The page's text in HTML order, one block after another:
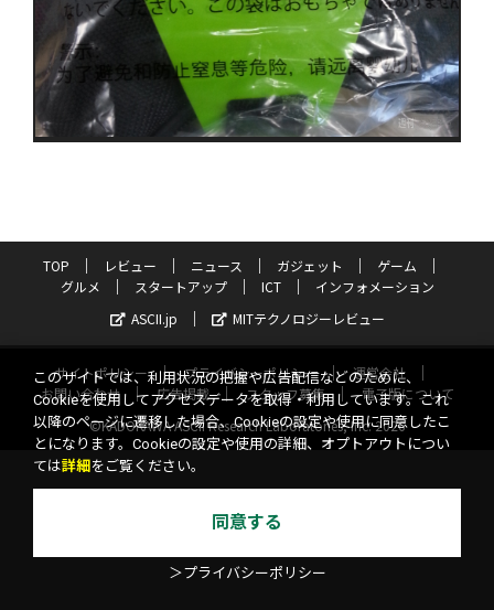
TOP レビュー ニュース ガジェット
ゲーム
グルメ
スタートアップ ICT
インフォメーション
ASCII.jp
MITテクノロジーレビュー
サイトポリシー プライバシーポリシー
運営会社
お問い合わせ
広告掲載 スタッフ募集
電子版について
©KADOKAWA ASCII Research Laboratories, Inc. 2026
このサイトでは、利用状況の把握や広告配信などのために、
Cookieを使用してアクセスデータを取得・利用しています。これ
以降のページに遷移した場合、Cookieの設定や使用に同意したこ
とになります。Cookieの設定や使用の詳細、オプトアウトについ
ては詳細 をご覧ください。
同意する
＞プライバシーポリシー